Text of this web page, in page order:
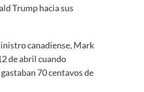
Trump hacia sus
canadiense, Mark
de abril cuando
70 centavos de